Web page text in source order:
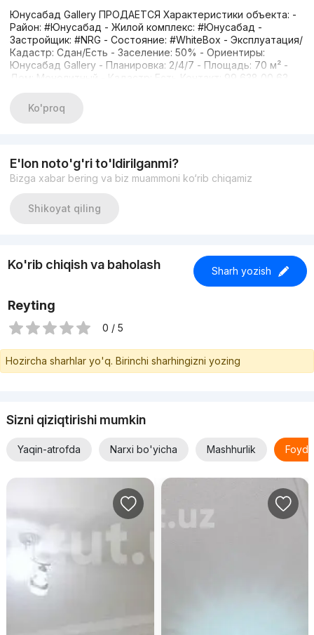
Юнусабад Gallery ПРОДАЕТСЯ Характеристики объекта: -
Район: #Юнусабад - Жилой комплекс: #Юнусабад -
Застройщик: #NRG - Состояние: #WhiteBox - Эксплуатация/
Кадастр: Сдан/Есть - Заселение: 50% - Ориентиры:
Юнусабад Gallery - Планировка: 2/4/7 - Площадь: 70 м² -
Дом: Монолитный - Кадастр: Есть Контакт: 99 638 00 63
Ko'proq
E'lon noto'g'ri to'ldirilganmi?
Bizga xabar bering va biz muammoni ko‘rib chiqamiz
Shikoyat qiling
Ko'rib chiqish va baholash Sharh yozish
Reyting
0 / 5
Hozircha sharhlar yo'q. Birinchi sharhingizni yozing
Sizni qiziqtirishi mumkin
Yaqin-atrofda Narxi bo'yicha Mashhurlik